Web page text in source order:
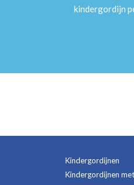
kindergordijn
Kindergordijnen
Kindergordijnen